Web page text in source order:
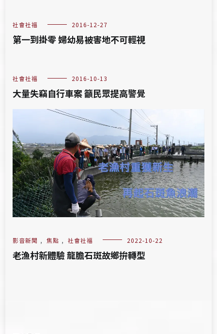
社會社福 2016-12-27
第一到掛零 婦幼易被害地不可輕視
社會社福 2016-10-13
大量失竊自行車案 籲民眾提高警覺
影音新聞 , 焦點 , 社會社福 2022-10-22
老漁村新體驗 龍膽石斑故鄉拚轉型